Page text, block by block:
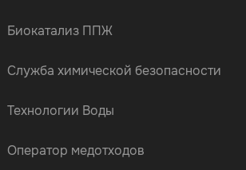
Биокатализ ППЖ
Служба химической безопасности
Технологии Воды
Оператор медотходов